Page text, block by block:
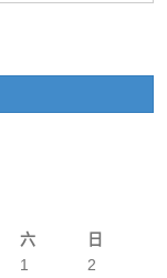
六 日
1
2